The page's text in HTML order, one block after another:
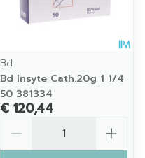
Bd
Bd Insyte Cath.20g 1 1/4
50 381334
€ 120,44